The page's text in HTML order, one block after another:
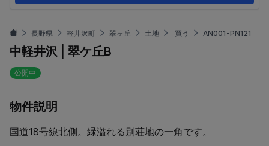
長野県 軽井沢町 翠ヶ丘 土地 買う AN001-PN121
中軽井沢 | 翠ケ丘B
公開中
物件説明
国道18号線北側。緑溢れる別荘地の一角です。